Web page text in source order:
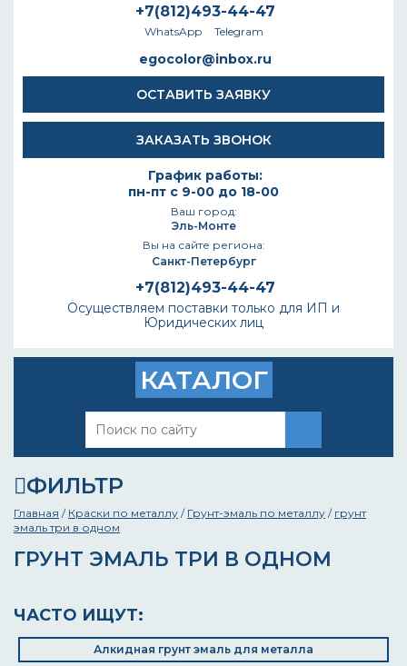
+7(812)493-44-47
WhatsApp Telegram
egocolor@inbox.ru
ОСТАВИТЬ ЗАЯВКУ
ЗАКАЗАТЬ ЗВОНОК
График работы:
пн-пт с 9-00 до 18-00
Ваш город:
Эль-Монте
Вы на сайте региона:
Санкт-Петербург
+7(812)493-44-47
Осуществляем поставки только для ИП и
Юридических лиц
КАТАЛОГ
ФИЛЬТР
Главная / Краски по металлу / Грунт-эмаль по металлу / грунт
эмаль три в одном
ГРУНТ ЭМАЛЬ ТРИ В ОДНОМ
ЧАСТО ИЩУТ:
Алкидная грунт эмаль для металла